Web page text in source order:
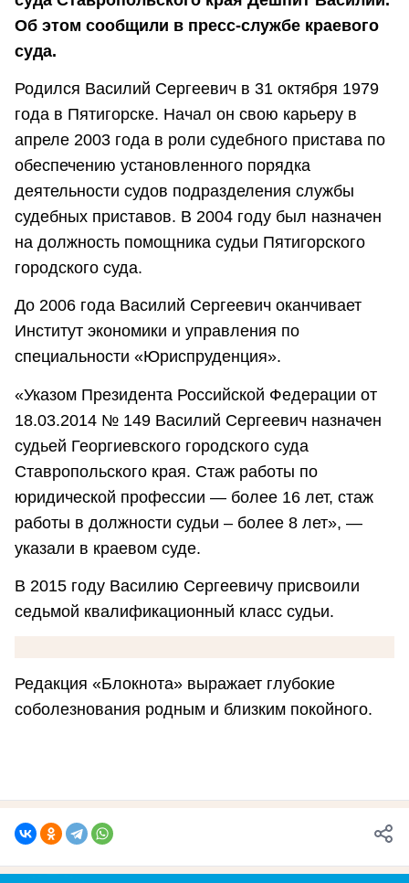
Об этом сообщили в пресс-службе краевого
суда.
Родился Василий Сергеевич в 31 октября 1979
года в Пятигорске. Начал он свою карьеру в
апреле 2003 года в роли судебного пристава по
обеспечению установленного порядка
деятельности судов подразделения службы
судебных приставов. В 2004 году был назначен
на должность помощника судьи Пятигорского
городского суда.
До 2006 года Василий Сергеевич оканчивает
Институт экономики и управления по
специальности «Юриспруденция».
«Указом Президента Российской Федерации от
18.03.2014 № 149 Василий Сергеевич назначен
судьей Георгиевского городского суда
Ставропольского края. Стаж работы по
юридической профессии — более 16 лет, стаж
работы в должности судьи – более 8 лет», —
указали в краевом суде.
В 2015 году Василию Сергеевичу присвоили
седьмой квалификационный класс судьи.
Редакция «Блокнота» выражает глубокие
соболезнования родным и близким покойного.